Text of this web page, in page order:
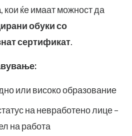
, кои ќе имаат можност да
обуки со
сертификат.
или високо образование
на невработено лице –
на работа